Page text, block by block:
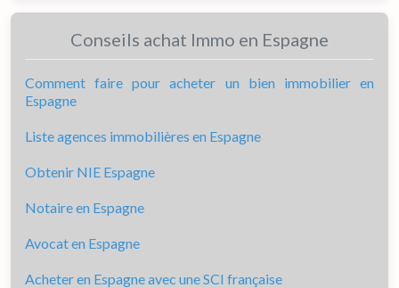
Conseils achat Immo en Espagne
Comment faire pour acheter un bien immobilier en
Espagne
Liste agences immobilières en Espagne
Obtenir NIE Espagne
Notaire en Espagne
Avocat en Espagne
Acheter en Espagne avec une SCI française